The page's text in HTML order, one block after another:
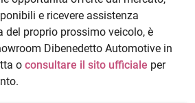
e ricevere assistenza
proprio prossimo veicolo, è
Dibenedetto Automotive in
o consultare il sito ufficiale per